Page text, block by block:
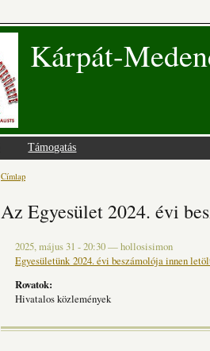
Kárpát-
Támogatás
Jelenlegi hely
Címlap
Az Egyesület 2024. évi
2025, május 31 - 20:30—hollosisimon
Egyesületünk 2024. évi beszámolója innen
Rovatok:
Hivatalos közlemények